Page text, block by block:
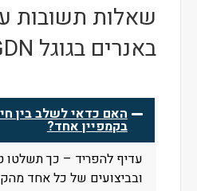
שאלות תשובות
באנרים בגוגל GDN
האם כדאי לשלב בין
בקמפיין אחד?
עדיף להפריד – כך תשלטו
ובביצועים של כל אחד